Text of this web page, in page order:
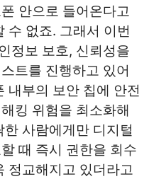
안으로 들어온다고
수 없죠. 그래서 이번
정보 보호, 신뢰성을
트를 진행하고 있어
내부의 보안 칩에 안전
킹 위험을 최소화해
사람에게만 디지털
때 즉시 권한을 회수
정교해지고 있더라고